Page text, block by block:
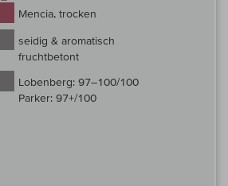
Mencia, trocken
seidig & aromatisch
fruchtbetont
Lobenberg: 97–100/100
Parker: 97+/100